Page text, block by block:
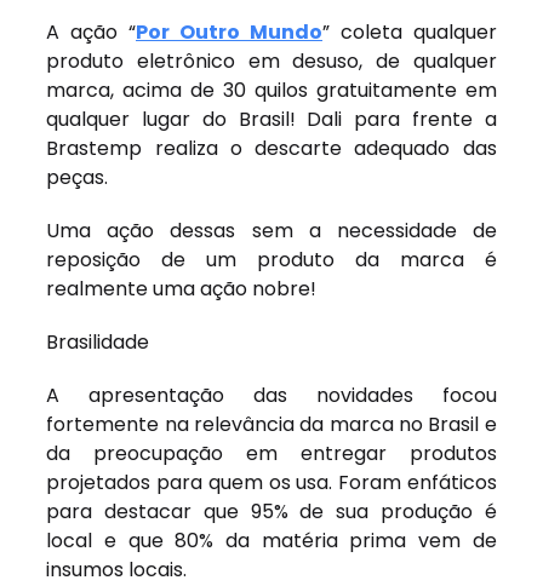
A ação “Por Outro Mundo” coleta qualquer
produto eletrônico em desuso, de qualquer
marca, acima de 30 quilos gratuitamente em
qualquer lugar do Brasil! Dali para frente a
Brastemp realiza o descarte adequado das
peças.
Uma ação dessas sem a necessidade de
reposição de um produto da marca é
realmente uma ação nobre!
Brasilidade
A apresentação das novidades focou
fortemente na relevância da marca no Brasil e
da preocupação em entregar produtos
projetados para quem os usa. Foram enfáticos
para destacar que 95% de sua produção é
local e que 80% da matéria prima vem de
insumos locais.